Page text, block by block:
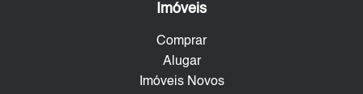
Imóveis
Comprar
Alugar
Imóveis Novos